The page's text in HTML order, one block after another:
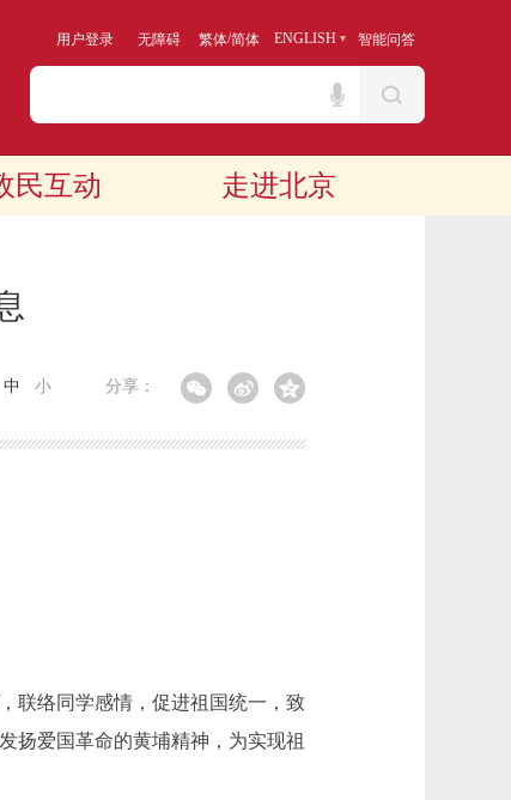
用户登录 无障碍 繁体/简体 ENGLISH 智能问答
民互动 走进北京
分享：
中 小
联络同学感情，促进祖国统一，致
扬爱国革命的黄埔精神，为实现祖